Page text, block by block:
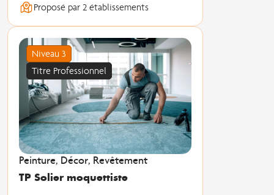
Proposé par 2 établissements
Niveau 3
Titre Professionnel
Peinture, Décor, Revêtement
TP Solier moquettiste